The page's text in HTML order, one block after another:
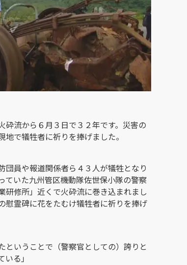
砕流から６月３日で３２年です。災害の
で犠牲者に祈りを捧げました。
団員や報道関係者ら４３人が犠牲となり
ていた九州管区機動隊佐世保小隊の警察
研修所」近くで火砕流に巻き込まれまし
慰霊碑に花をたむけ犠牲者に祈りを捧げ
いうことで（警察官としての）誇りと
る」